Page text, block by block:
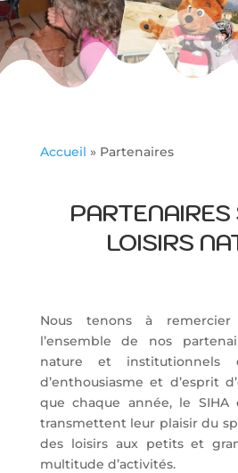
Accueil » Partenaires
LOISIRS
Nous tenons à remercier
l’ensemble de nos
nature et institutionnels
d’enthousiasme et d’esprit
que chaque année, le SIHA
transmettent leur plaisir du
des loisirs aux petits et
multitude d’activités.